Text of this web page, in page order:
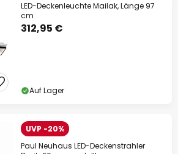
LED-Deckenleuchte Mailak, Länge 97
cm
312,95 €
Auf Lager
UVP -20%
Paul Neuhaus LED-Deckenstrahler